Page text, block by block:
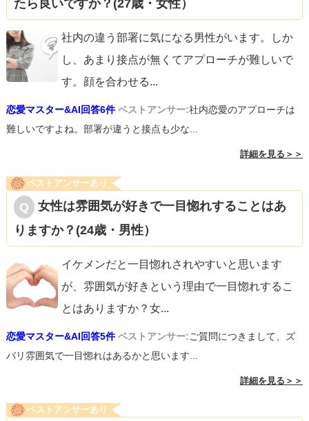
たら良いですか？(27歳・女性）
社内の違う部署に気になる男性がいます。しか
し、あまり接点が無くてアプローチが難しいで
す。顔を合わせる...
恋愛マスター&AI回答6件 ベストアンサー:社内恋愛のアプローチは
難しいですよね。部署が違うと接点も少な...
詳細を見る＞＞
ベストアンサーあり
女性は雰囲気が好きで一目惚れすることはあ
りますか？(24歳・男性）
イケメンだと一目惚れされやすいと思います
が、雰囲気が好きという理由で一目惚れするこ
とはありますか？女...
恋愛マスター&AI回答5件 ベストアンサー:ご質問につきまして、ズ
バリ雰囲気で一目惚れはあるかと思います...
詳細を見る＞＞
ベストアンサーあり